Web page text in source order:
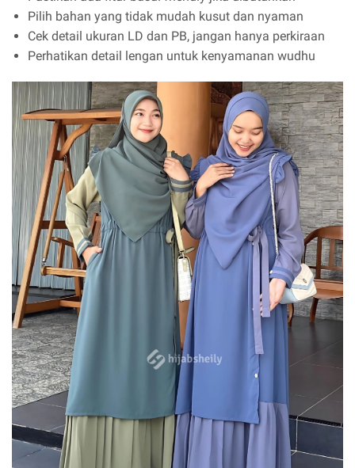
Pilih bahan yang tidak mudah kusut dan nyaman
Cek detail ukuran LD dan PB, jangan hanya perkiraan
Perhatikan detail lengan untuk kenyamanan wudhu